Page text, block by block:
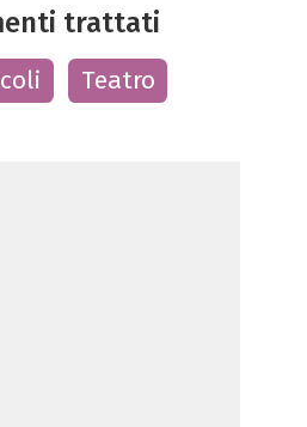
trattati
Teatro